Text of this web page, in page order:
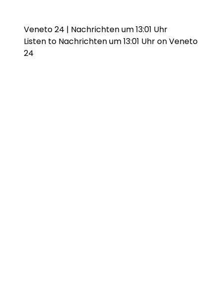
Veneto 24 | Nachrichten um 13:01 Uhr
Listen to Nachrichten um 13:01 Uhr on Veneto
24